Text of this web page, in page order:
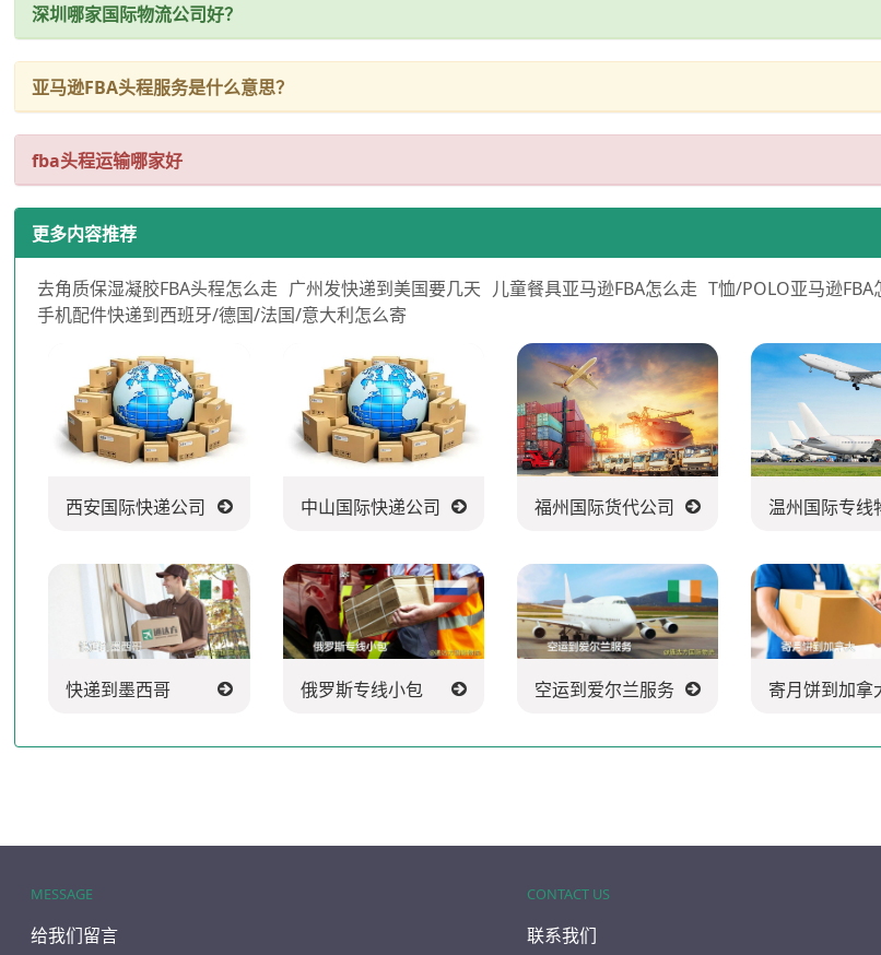
深圳哪家国际物流公司好？
亚马逊FBA头程服务是什么意思？
fba头程运输哪家好
更多内容推荐
去角质保湿凝胶FBA头程怎么走 广州发快递到美国要几天 儿童餐具亚马逊FBA怎么走 T恤/POLO亚马逊FBA
手机配件快递到西班牙/德国/法国/意大利怎么寄
西安国际快递公司 中山国际快递公司 福州国际货代公司 温州国际专线
快递到墨西哥 俄罗斯专线小包 空运到爱尔兰服务 寄月饼到加拿
MESSAGE
给我们留言
CONTACT US
联系我们